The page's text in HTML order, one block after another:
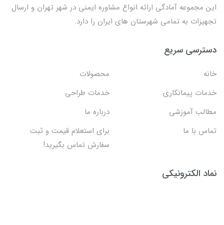
این مجموعه آمادگی ارائه انواع مشاوره ایمنی در شهر تهران و ارسال
تجهیزات به تمامی شهرستان های ایران را دارد.
دسترسی سریع
خانه
محصولات
خدمات پیمانکاری
خدمات طراحی
مطالب آموزشی
درباره ما
تماس با ما
برای استعلام قیمت و ثبت
سفارش تماس بگیرید!
نماد الکترونیکی